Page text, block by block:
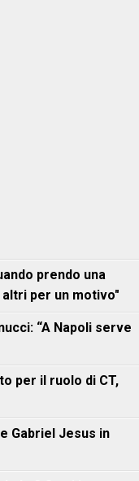
prendo una
per un motivo"
“A Napoli serve
per il ruolo di CT,
Gabriel Jesus in